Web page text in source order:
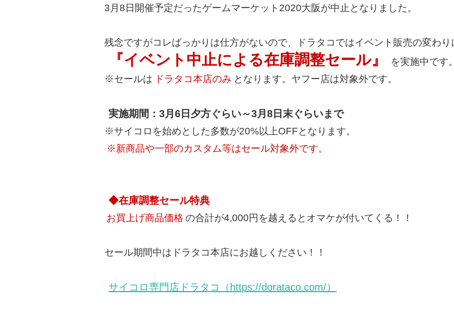
3月8日開催予定だったゲームマーケット2020大阪が中止となりました。
残念ですがコレばっかりは仕方がないので、ドラタコではイベント販売の変わり
『イベント中止による在庫調整セール』
を実施中です
※セールは ドラタコ本店のみ となります。ヤフー店は対象外です。
実施期間：3月6日夕方ぐらい～3月8日末ぐらいまで
※サイコロを始めとした多数が20%以上OFFとなります。
※新商品や一部のカスタム等はセール対象外です。
◆在庫調整セール特典
お買上げ商品価格 の合計が4,000円を越えるとオマケが付いてくる！！
セール期間中はドラタコ本店にお越しください！！
サイコロ専門店ドラタコ（https://dorataco.com/）